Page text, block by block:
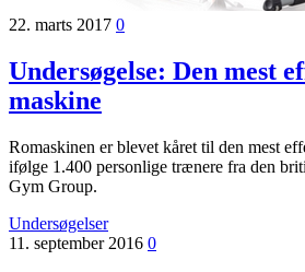
22. marts 2017 0
Undersøgelse: Den mest
maskine
Romaskinen er blevet kåret til den mest
ifølge 1.400 personlige trænere fra den
Gym Group.
Undersøgelser
11. september 2016 0